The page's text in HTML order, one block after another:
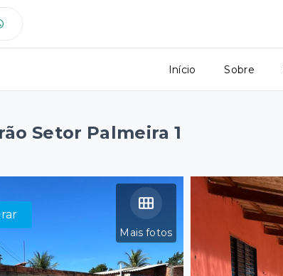
Início Sobre
Setor Palmeira 1
Mais fotos